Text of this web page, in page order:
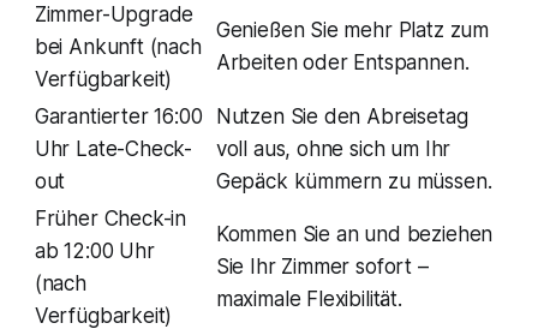
Zimmer-Upgrade
bei Ankunft (nach
Verfügbarkeit)
Genießen Sie mehr Platz zum
Arbeiten oder Entspannen.
Garantierter 16:00
Uhr Late-Check-
out
Nutzen Sie den Abreisetag
voll aus, ohne sich um Ihr
Gepäck kümmern zu müssen.
Früher Check-in
ab 12:00 Uhr
(nach
Verfügbarkeit)
Kommen Sie an und beziehen
Sie Ihr Zimmer sofort –
maximale Flexibilität.